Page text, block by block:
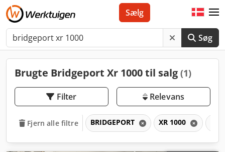
Søg
Sælg
Brugte Bridgeport Xr 1000 til salg (1)
Filter Relevans
Fjern alle filtre BRIDGEPORT XR 1000